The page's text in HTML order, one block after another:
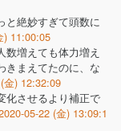
と絶妙すぎて頭数に
) 11:00:05
増えても体力増え
きまえてたのに、な
金) 12:32:09
化させるより補正で
05-22 (金) 13:09:1